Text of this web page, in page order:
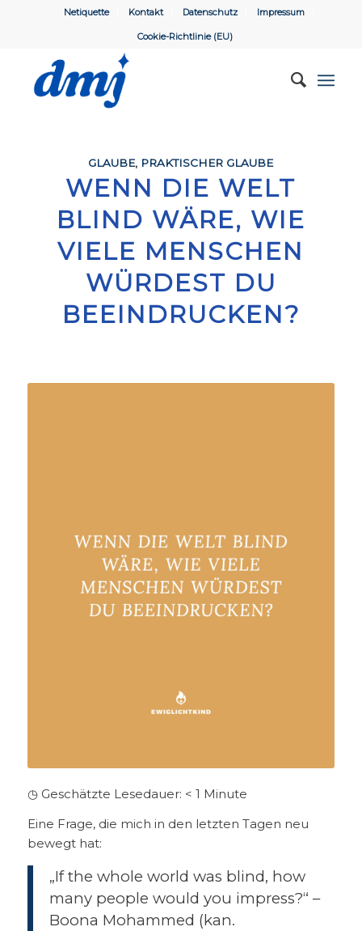
Netiquette Kontakt Datenschutz Impressum
Cookie-Richtlinie (EU)
GLAUBE, PRAKTISCHER GLAUBE
WENN DIE WELT
BLIND WÄRE, WIE
VIELE MENSCHEN
WÜRDEST DU
BEEINDRUCKEN?
◷ Geschätzte Lesedauer: < 1 Minute
Eine Frage, die mich in den letzten Tagen neu
bewegt hat:
„If the whole world was blind, how
many people would you impress?“ –
Boona Mohammed (kan.